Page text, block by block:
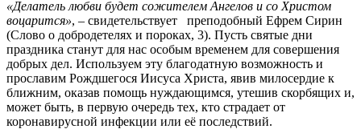
«Делатель любви будет сожителем Ангелов и со Христом
воцарится», – свидетельствует преподобный Ефрем Сирин
(Слово о добродетелях и пороках, 3). Пусть святые дни
праздника станут для нас особым временем для совершения
добрых дел. Используем эту благодатную возможность и
прославим Рождшегося Иисуса Христа, явив милосердие к
ближним, оказав помощь нуждающимся, утешив скорбящих и,
может быть, в первую очередь тех, кто страдает от
коронавирусной инфекции или её последствий.